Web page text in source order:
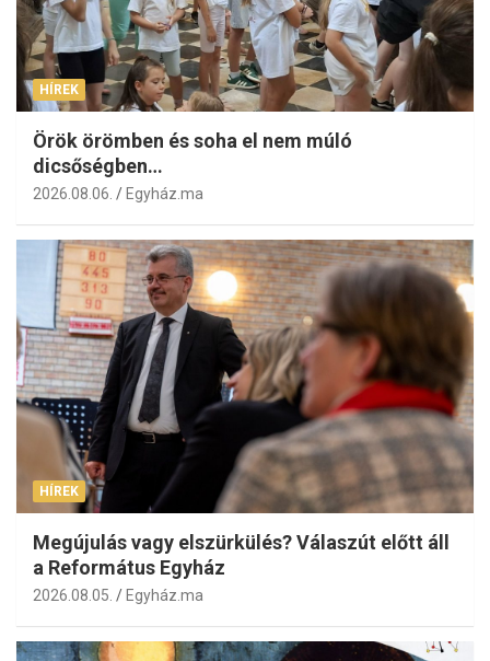
HÍREK
Örök örömben és soha el nem múló
dicsőségben…
2026.08.06. Egyház.ma
HÍREK
Megújulás vagy elszürkülés? Válaszút előtt áll
a Református Egyház
2026.08.05. Egyház.ma